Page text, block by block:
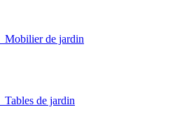
Mobilier de jardin
Tables de jardin